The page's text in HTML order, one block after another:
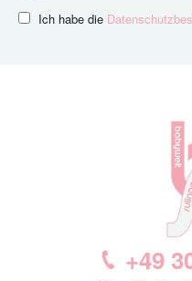
Ich habe die
+49